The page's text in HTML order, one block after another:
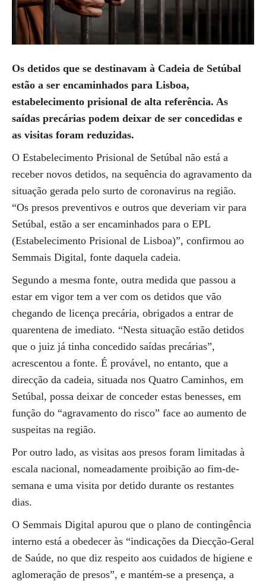
Os detidos que se destinavam à Cadeia de Setúbal
estão a ser encaminhados para Lisboa,
estabelecimento prisional de alta referência. As
saídas precárias podem deixar de ser concedidas e
as visitas foram reduzidas.
O Estabelecimento Prisional de Setúbal não está a
receber novos detidos, na sequência do agravamento da
situação gerada pelo surto de coronavirus na região.
“Os presos preventivos e outros que deveriam vir para
Setúbal, estão a ser encaminhados para o EPL
(Estabelecimento Prisional de Lisboa)”, confirmou ao
Semmais Digital, fonte daquela cadeia.
Segundo a mesma fonte, outra medida que passou a
estar em vigor tem a ver com os detidos que vão
chegando de licença precária, obrigados a entrar de
quarentena de imediato. “Nesta situação estão detidos
que o juiz já tinha concedido saídas precárias”,
acrescentou a fonte. É provável, no entanto, que a
direcção da cadeia, situada nos Quatro Caminhos, em
Setúbal, possa deixar de conceder estas benesses, em
função do “agravamento do risco” face ao aumento de
suspeitas na região.
Por outro lado, as visitas aos presos foram limitadas à
escala nacional, nomeadamente proibição ao fim-de-
semana e uma visita por detido durante os restantes
dias.
O Semmais Digital apurou que o plano de contingência
interno está a obedecer às “indicações da Diecção-Geral
de Saúde, no que diz respeito aos cuidados de higiene e
aglomeração de presos”, e mantém-se a presença, a